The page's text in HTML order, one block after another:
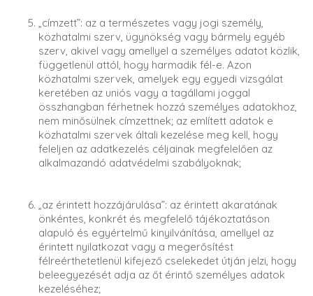
„címzett”: az a természetes vagy jogi személy,
közhatalmi szerv, ügynökség vagy bármely egyéb
szerv, akivel vagy amellyel a személyes adatot közlik,
függetlenül attól, hogy harmadik fél-e. Azon
közhatalmi szervek, amelyek egy egyedi vizsgálat
keretében az uniós vagy a tagállami joggal
összhangban férhetnek hozzá személyes adatokhoz,
nem minősülnek címzettnek; az említett adatok e
közhatalmi szervek általi kezelése meg kell, hogy
feleljen az adatkezelés céljainak megfelelően az
alkalmazandó adatvédelmi szabályoknak;
„az érintett hozzájárulása”: az érintett akaratának
önkéntes, konkrét és megfelelő tájékoztatáson
alapuló és egyértelmű kinyilvánítása, amellyel az
érintett nyilatkozat vagy a megerősítést
félreérthetetlenül kifejező cselekedet útján jelzi, hogy
beleegyezését adja az őt érintő személyes adatok
kezeléséhez;